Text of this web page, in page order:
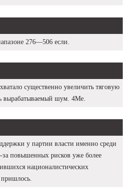
276—506 если.
существенно увеличить тяговую
вырабатываемый шум. 4Me.
у партии власти именно среди
повышенных рисков уже более
националистических